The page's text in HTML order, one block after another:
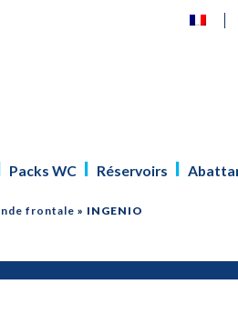
Packs WC Réservoirs
frontale » INGENIO